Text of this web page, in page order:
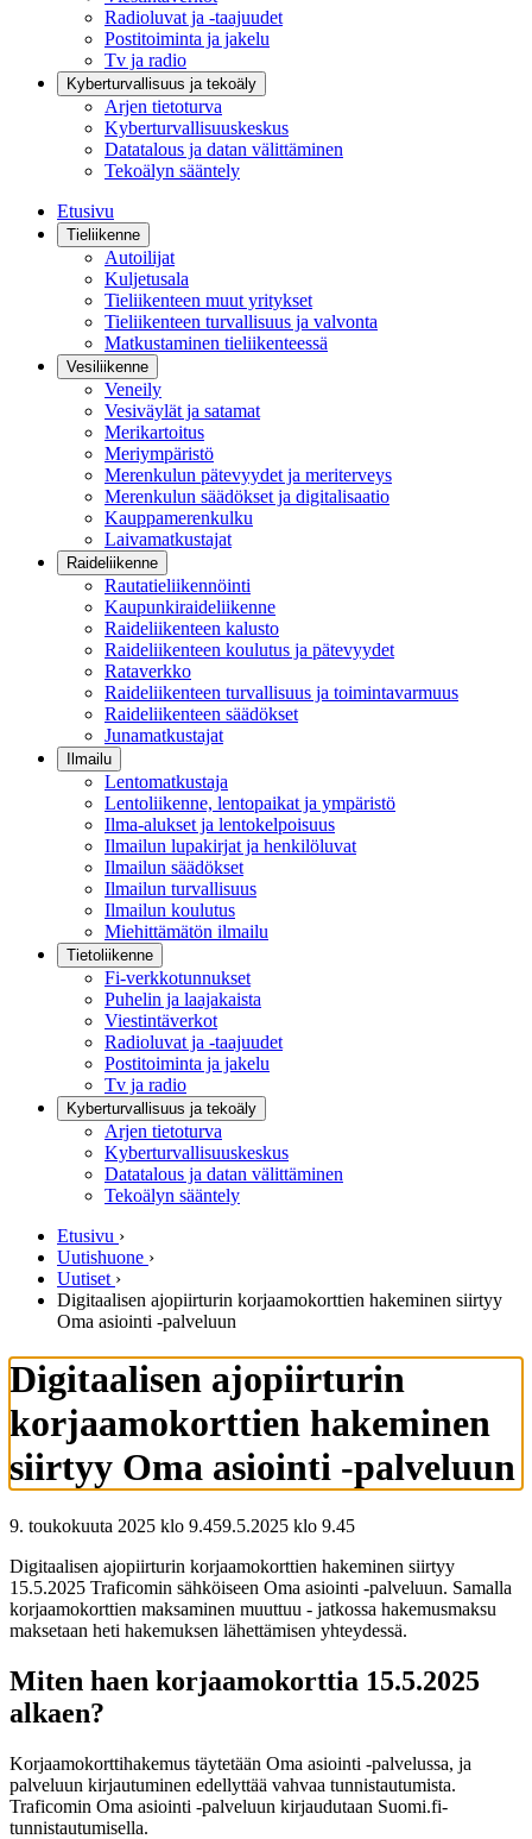
Radioluvat ja -taajuudet
Postitoiminta ja jakelu
Tv ja radio
Kyberturvallisuus ja tekoäly
Arjen tietoturva
Kyberturvallisuuskeskus
Datatalous ja datan välittäminen
Tekoälyn sääntely
Etusivu
Tieliikenne
Autoilijat
Kuljetusala
Tieliikenteen muut yritykset
Tieliikenteen turvallisuus ja valvonta
Matkustaminen tieliikenteessä
Vesiliikenne
Veneily
Vesiväylät ja satamat
Merikartoitus
Meriympäristö
Merenkulun pätevyydet ja meriterveys
Merenkulun säädökset ja digitalisaatio
Kauppamerenkulku
Laivamatkustajat
Raideliikenne
Rautatieliikennöinti
Kaupunkiraideliikenne
Raideliikenteen kalusto
Raideliikenteen koulutus ja pätevyydet
Rataverkko
Raideliikenteen turvallisuus ja toimintavarmuus
Raideliikenteen säädökset
Junamatkustajat
Ilmailu
Lentomatkustaja
Lentoliikenne, lentopaikat ja ympäristö
Ilma-alukset ja lentokelpoisuus
Ilmailun lupakirjat ja henkilöluvat
Ilmailun säädökset
Ilmailun turvallisuus
Ilmailun koulutus
Miehittämätön ilmailu
Tietoliikenne
Fi-verkkotunnukset
Puhelin ja laajakaista
Viestintäverkot
Radioluvat ja -taajuudet
Postitoiminta ja jakelu
Tv ja radio
Kyberturvallisuus ja tekoäly
Arjen tietoturva
Kyberturvallisuuskeskus
Datatalous ja datan välittäminen
Tekoälyn sääntely
Etusivu ›
Uutishuone ›
Uutiset ›
Digitaalisen ajopiirturin korjaamokorttien hakeminen siirtyy
Oma asiointi -palveluun
Digitaalisen ajopiirturin
korjaamokorttien hakeminen
siirtyy Oma asiointi -palveluun
9. toukokuuta 2025 klo 9.459.5.2025 klo 9.45
Digitaalisen ajopiirturin korjaamokorttien hakeminen siirtyy
15.5.2025 Traficomin sähköiseen Oma asiointi -palveluun. Samalla
korjaamokorttien maksaminen muuttuu - jatkossa hakemusmaksu
maksetaan heti hakemuksen lähettämisen yhteydessä.
Miten haen korjaamokorttia 15.5.2025
alkaen?
Korjaamokorttihakemus täytetään Oma asiointi -palvelussa, ja
palveluun kirjautuminen edellyttää vahvaa tunnistautumista.
Traficomin Oma asiointi -palveluun kirjaudutaan Suomi.fi-
tunnistautumisella.